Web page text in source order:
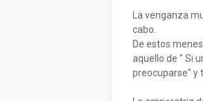
La venganza
cabo.
De estos
aquello de " Si
preocuparse" y